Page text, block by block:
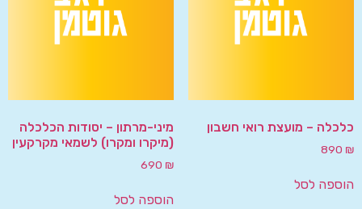
כלכלה – מועצת רואי חשבון
890 ₪
הוספה לסל
מיני-מרתון – יסודות הכלכלה
(מיקרו ומקרו) לשמאי מקרקעין
690 ₪
הוספה לסל